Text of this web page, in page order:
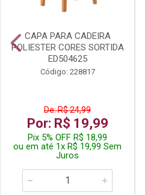
CAPA PARA CADEIRA
POLIESTER CORES SORTIDA
ED504625
Código: 228817
De: R$ 24,99
Por: R$ 19,99
Pix 5% OFF R$ 18,99
ou em até 1x R$ 19,99 Sem
Juros